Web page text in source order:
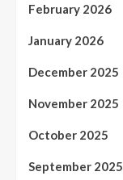
February 2026
January 2026
December 2025
November 2025
October 2025
September 2025